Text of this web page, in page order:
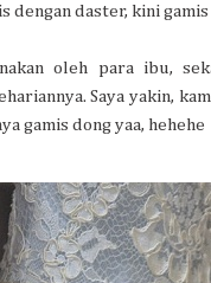
dengan daster, kini
oleh para ibu,
Saya yakin,
gamis dong yaa, hehehe